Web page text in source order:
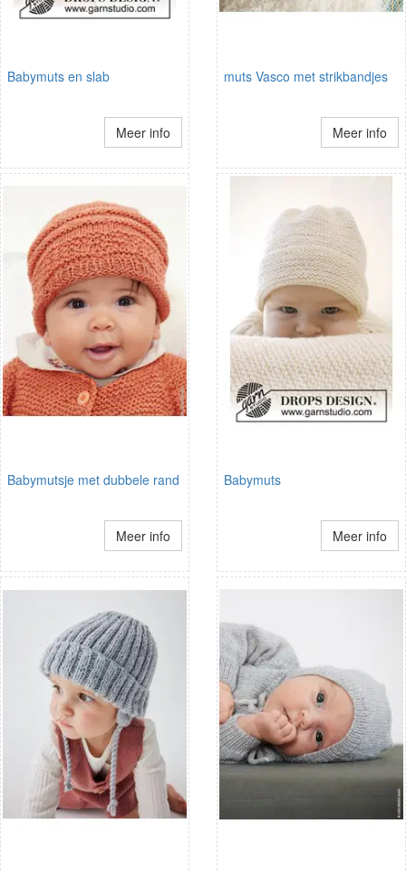
Babymuts en slab
Meer info
muts Vasco met strikbandjes
Meer info
Babymutsje met dubbele rand
Meer info
Babymuts
Meer info